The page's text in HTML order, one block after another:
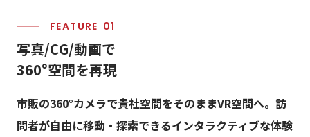
FEATURE
写真/CG/動画で
360°空間を再現
市販の360°カメラで貴社空間をそのままVR空間へ。訪
問者が自由に移動・探索できるインタラクティブな体験